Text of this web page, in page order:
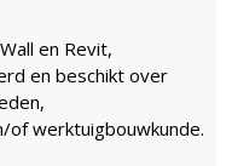
en Revit,
en beschikt over
of werktuigbouwkunde.